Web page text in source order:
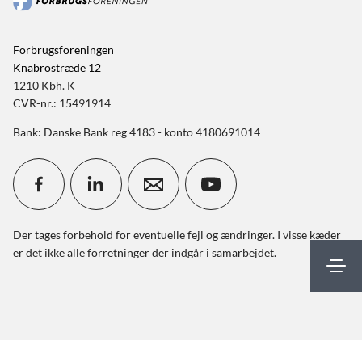
Forbrugsforeningen
Knabrostræde 12
1210 Kbh. K
CVR-nr.: 15491914
Bank: Danske Bank reg 4183 - konto 4180691014
Der tages forbehold for eventuelle fejl og ændringer. I visse kæder
er det ikke alle forretninger der indgår i samarbejdet.